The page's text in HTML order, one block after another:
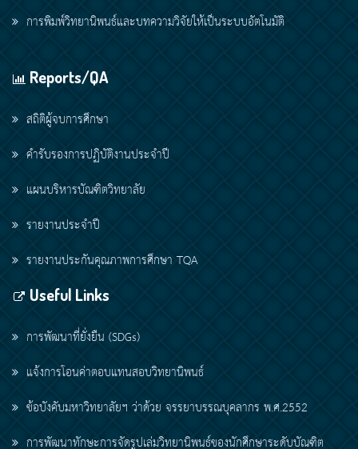
การพิมพ์วิทยานิพนธ์และบทความวิจัยให้เป็นระบบอัตโนมัติ
Reports/QA
สถิติผู้จบการศึกษา
คำรับรองการปฏิบัติงานประจำปี
แผนบริหารบัณฑิตวิทยาลัย
รายงานประจำปี
รายงานประกันคุณภาพการศึกษา TQA
Useful Links
การพัฒนาที่ยั่งยืน (SDGs)
แจ้งการโอนค่าตอบแทนสอบวิทยานิพนธ์
ข้อบังคับมหาวิทยาลัยฯ ว่าด้วย จรรยาบรรณบุคลากร พ.ศ.2552
การพัฒนาทักษะการจัดรูปเล่มวิทยานิพนธ์ของนักศึกษาระดับบัณฑิต